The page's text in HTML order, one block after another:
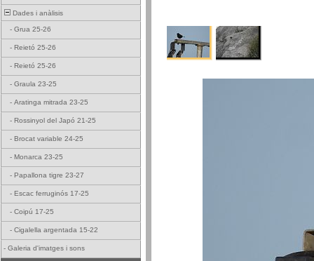
Dades i anàlisis
- Grua 25-26
- Reietó 25-26
- Reietó 25-26
- Graula 23-25
- Aratinga mitrada 23-25
- Rossinyol del Japó 21-25
- Brocat variable 24-25
- Monarca 23-25
- Papallona tigre 23-27
- Escac ferruginós 17-25
- Coipú 17-25
- Cigalella argentada 15-22
- Galeria d'imatges i sons